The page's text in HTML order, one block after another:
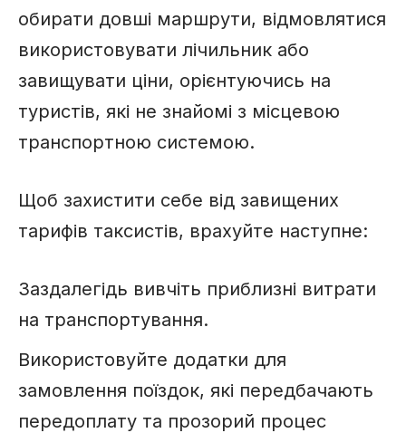
обирати довші маршрути, відмовлятися
використовувати лічильник або
завищувати ціни, орієнтуючись на
туристів, які не знайомі з місцевою
транспортною системою.
Щоб захистити себе від завищених
тарифів таксистів, врахуйте наступне:
Заздалегідь вивчіть приблизні витрати
на транспортування.
Використовуйте додатки для
замовлення поїздок, які передбачають
передоплату та прозорий процес